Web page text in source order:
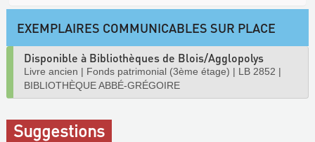
EXEMPLAIRES COMMUNICABLES SUR PLACE
Disponible à Bibliothèques de Blois/Agglopolys
Livre ancien | Fonds patrimonial (3ème étage) | LB 2852 |
BIBLIOTHÈQUE ABBÉ-GRÉGOIRE
Suggestions